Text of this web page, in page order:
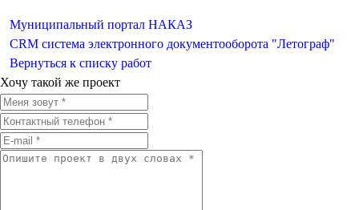
Муниципальный портал НАКАЗ
CRM система электронного документооборота "Летограф"
Вернуться к списку работ
Хочу такой же проект